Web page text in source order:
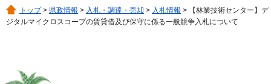
トップ> 県政情報 > 入札・調達・売却 > 入札情報 > 【林業技術センター】デ
ジタルマイクロスコープの賃貸借及び保守に係る一般競争入札について